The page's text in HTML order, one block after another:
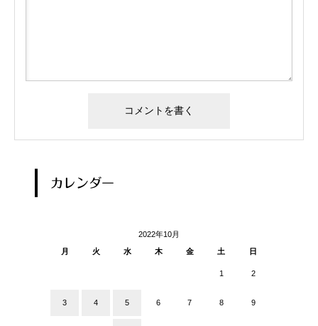
カレンダー
2022年10月
月
火 水 木 金 土 日
1 2
3 4 5 6 7 8 9